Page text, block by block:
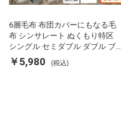
6層毛布 布団カバーにもなる毛
布 シンサレート ぬくもり特区
シングル セミダブル ダブル ブ
ランケット 掛け布団カバー フラ
ンネル 保温 蓄熱 吸湿 発熱 断熱
￥5,980 (税込)